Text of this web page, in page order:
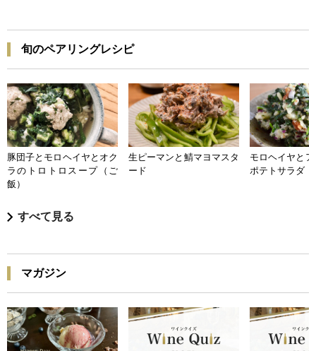
旬のペアリングレシピ
豚団子とモロヘイヤとオク
ラのトロトロスープ（ご
飯）
生ピーマンと鯖マヨマスタ
ード
モロヘイヤと
ポテトサラダ
すべて見る
マガジン